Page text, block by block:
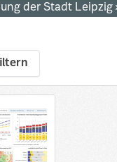
der Stadt Leipzig